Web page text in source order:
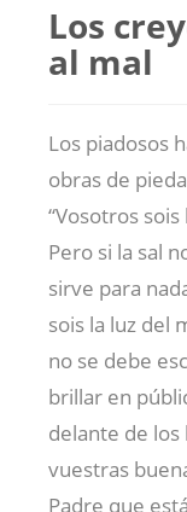
Los
al mal
Los piadosos
obras de
“Vosotros sois
Pero si la sal
sirve para
sois la luz del
no se debe
brillar en
delante de
vuestras
Padre que